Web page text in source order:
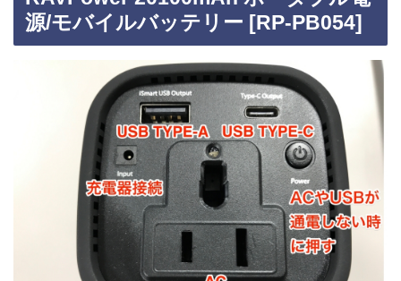
源/モバイルバッテリー [RP-PB054]